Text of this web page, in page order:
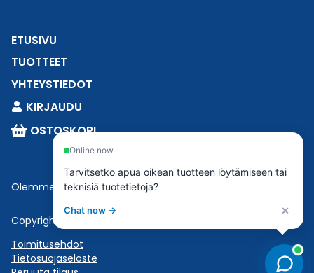
ETUSIVU
TUOTTEET
YHTEYSTIEDOT
KIRJAUDU
OSTOSKORI
Olemme osaEsbeconia.
Copyright © 2023 Esbecon | All Rights Reserved
Toimitusehdot
Tietosuojaseloste
Online now
Tarvitsetko apua oikean tuotteen löytämiseen tai
teknisiä tuotetietoja?
Chat now → ×